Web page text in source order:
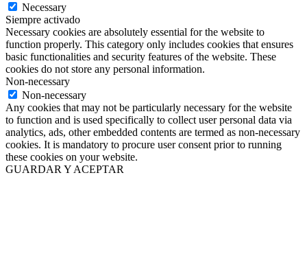
Necessary
Siempre activado
Necessary cookies are absolutely essential for the website to
function properly. This category only includes cookies that ensures
basic functionalities and security features of the website. These
cookies do not store any personal information.
Non-necessary
Non-necessary
Any cookies that may not be particularly necessary for the website
to function and is used specifically to collect user personal data via
analytics, ads, other embedded contents are termed as non-necessary
cookies. It is mandatory to procure user consent prior to running
these cookies on your website.
GUARDAR Y ACEPTAR